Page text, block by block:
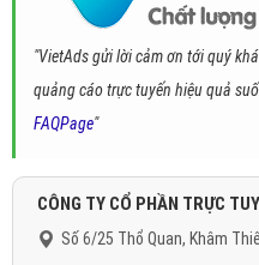
"VietAds gửi lời cảm ơn tới quý
quảng cáo trực tuyến hiệu quả
FAQPage"
CÔNG TY CỔ PHẦN TRỰC
Số 6/25 Thổ Quan, Khâm